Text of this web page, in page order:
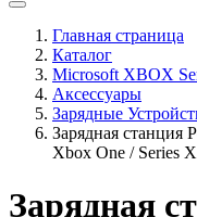
Главная страница
Каталог
Microsoft XBOX
Аксессуары
Зарядные
Зарядная станция
Xbox One / Series
Зарядная